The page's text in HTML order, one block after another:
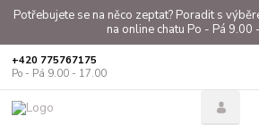
Potřebujete se na něco zeptat? Poradit s
na online chatu Po - Pá 9.00
+420 775767175
Po - Pá 9.00 - 17.00